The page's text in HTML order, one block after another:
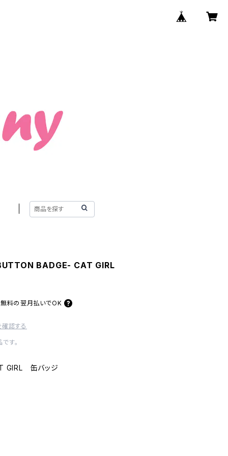
BADGE- CAT GIRL
料の 翌月払いでOK
認する
す。
GIRL 缶バッジ